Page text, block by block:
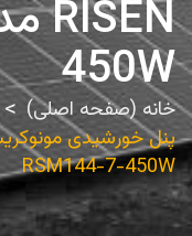
450W
خانه (صفحه اصلی)
RSM144-7-450W